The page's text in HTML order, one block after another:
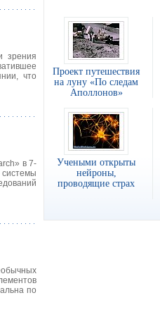
зрения
что
в 7-
системы
по
Проект путешествия
на луну «По следам
Аполлонов»
Учеными открыты
нейроны,
проводящие страх